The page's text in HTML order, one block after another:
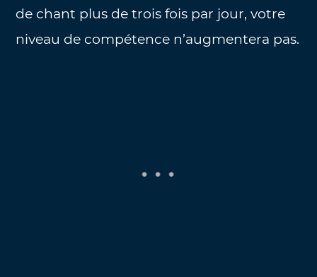
de chant plus de trois fois par jour, votre
niveau de compétence n’augmentera pas.